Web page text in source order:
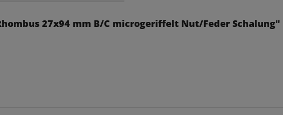
27x94 mm B/C microgeriffelt Nut/Feder Schalung"